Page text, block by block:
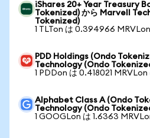
iShares 20+ Year Treasury
Tokenized) から Marvell
Tokenized)
1 TLTon は 0.394966
PDD Holdings (Ondo
Technology (Ondo
1 PDDon は 0.418021 MRVLon
Alphabet Class A (Ondo
Technology (Ondo
1 GOOGLon は 1.6363